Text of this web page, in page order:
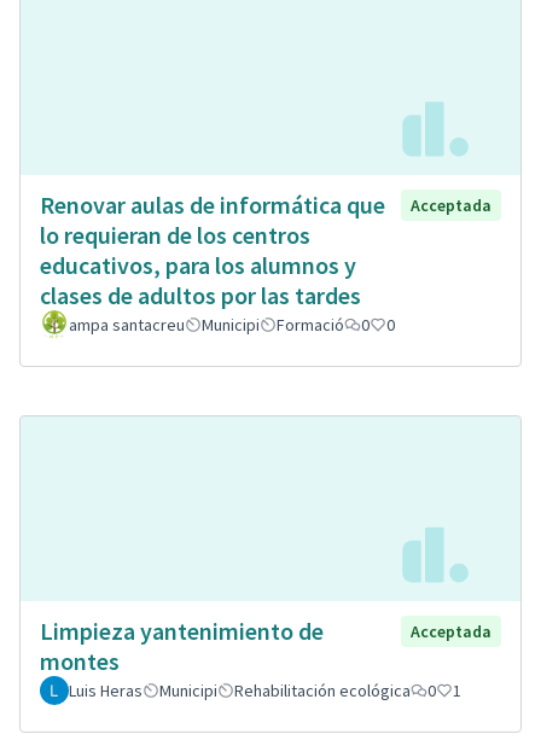
Renovar aulas de informática que
lo requieran de los centros
educativos, para los alumnos y
clases de adultos por las tardes
Acceptada
ampa santacreu Municipi Formació 0 0
Limpieza yantenimiento de
montes
Acceptada
Luis Heras Municipi Rehabilitación ecológica 0 1